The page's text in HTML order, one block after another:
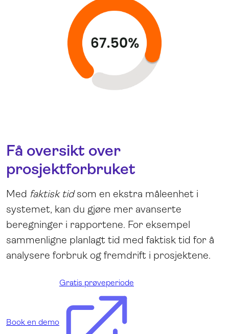
Få oversikt over
prosjektforbruket
Med faktisk tidsom en ekstra måleenhet i
systemet, kan du gjøre mer avanserte
beregninger i rapportene. For eksempel
sammenligne planlagt tid med faktisk tid for å
analysere forbruk og fremdrift i prosjektene.
Book en demo
Gratis prøveperiode